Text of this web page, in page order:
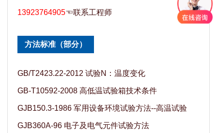
13923764905☜联系工程师
方法标准（部分）
GB/T2423.22-2012 试验N：温度变化
GB-T10592-2008 高低温试验箱技术条件
GJB150.3-1986 军用设备环境试验方法--高温试验
GJB360A-96 电子及电气元件试验方法